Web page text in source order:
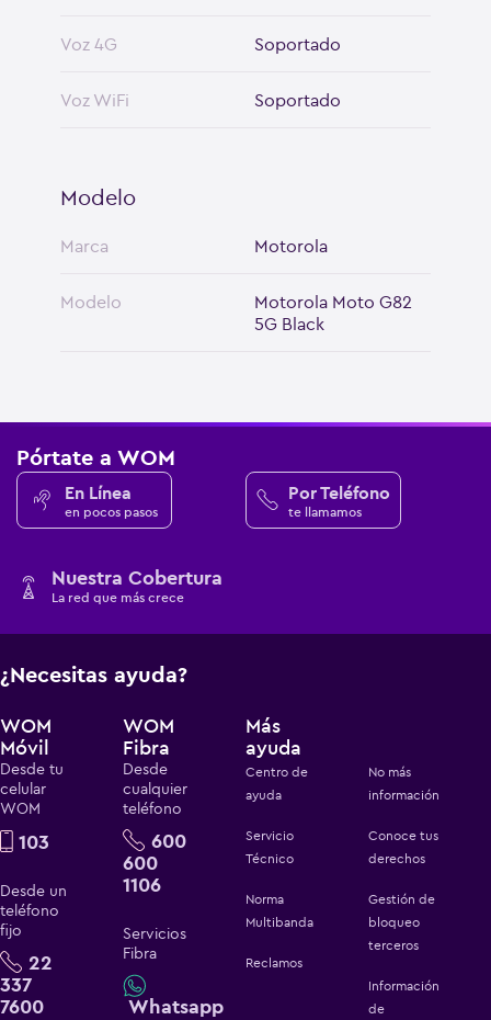
Voz 4G Soportado
Voz WiFi Soportado
Modelo
Marca Motorola
Modelo
Motorola Moto G82
5G Black
Pórtate a WOM
En Línea
en pocos pasos
Por Teléfono
te llamamos
Nuestra Cobertura
La red que más crece
¿Necesitas ayuda?
WOM
Móvil
Desde tu
celular
WOM
103
Desde un
teléfono
fijo
22
337
7600
WOM
Fibra
Desde
cualquier
teléfono
600
600
1106
Servicios
Fibra
Whatsapp
Más
ayuda
Centro de
ayuda
Servicio
Técnico
Norma
Multibanda
Reclamos
No más
información
Conoce tus
derechos
Gestión de
bloqueo
terceros
Información
de